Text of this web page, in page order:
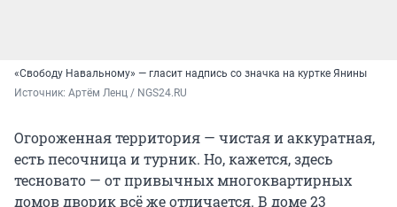
«Свободу Навальному» — гласит надпись со значка на куртке Янины
Источник: Артём Ленц / NGS24.RU
Огороженная территория — чистая и аккуратная,
есть песочница и турник. Но, кажется, здесь
тесновато — от привычных многоквартирных
домов дворик всё же отличается. В доме 23